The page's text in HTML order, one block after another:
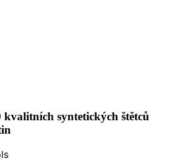
syntetických štětců